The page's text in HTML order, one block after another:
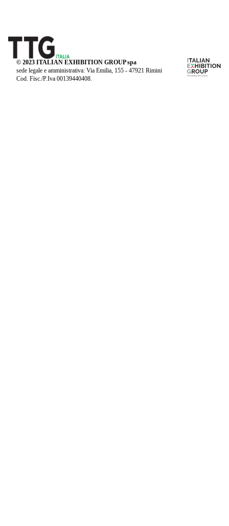
© 2023 ITALIAN EXHIBITION GROUP spa
sede legale e amministrativa: Via Emilia, 155 - 47921 Rimini
Cod. Fisc./P.Iva 00139440408.